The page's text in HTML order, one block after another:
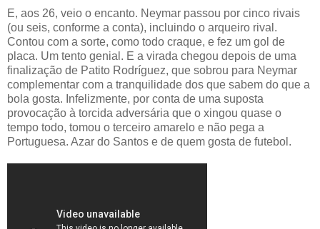
E, aos 26, veio o encanto. Neymar passou por cinco rivais
(ou seis, conforme a conta), incluindo o arqueiro rival.
Contou com a sorte, como todo craque, e fez um gol de
placa. Um tento genial. E a virada chegou depois de uma
finalização de Patito Rodríguez, que sobrou para Neymar
complementar com a tranquilidade dos que sabem do que a
bola gosta. Infelizmente, por conta de uma suposta
provocação à torcida adversária que o xingou quase o
tempo todo, tomou o terceiro amarelo e não pega a
Portuguesa. Azar do Santos e de quem gosta de futebol.